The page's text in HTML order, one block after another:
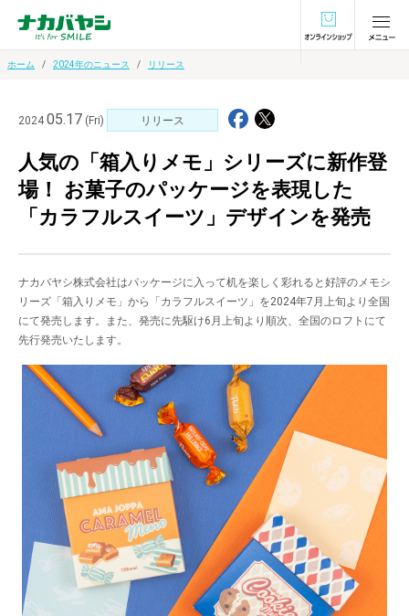
オンラインショ
ホーム 2024年のニュース リリース
2024 05.17 (Fri) リリース
人気の「箱入りメモ」シリーズに新作登
場！ お菓子のパッケージを表現した
「カラフルスイーツ」デザインを発売
ナカバヤシ株式会社はパッケージに入って机を楽しく彩れると好評のメモシ
リーズ「箱入りメモ」から「カラフルスイーツ」を2024年7月上旬より全国
にて発売します。また、発売に先駆け6月上旬より順次、全国のロフトにて
先行発売いたします。